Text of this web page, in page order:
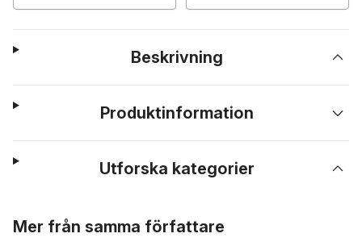
Beskrivning
Produktinformation
Utforska kategorier
Mer från samma författare